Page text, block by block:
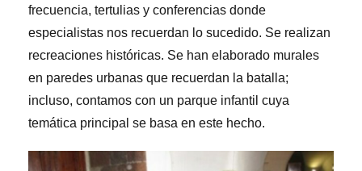
frecuencia, tertulias y conferencias donde
especialistas nos recuerdan lo sucedido. Se realizan
recreaciones históricas. Se han elaborado murales
en paredes urbanas que recuerdan la batalla;
incluso, contamos con un parque infantil cuya
temática principal se basa en este hecho.